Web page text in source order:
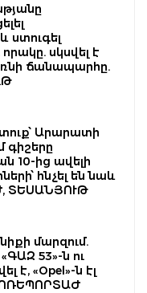
սկսվել է
ճանապարհը.
Արարատի
գիշերը
10-ից ավելի
հնչել են նաև
ՏԵՍԱՆՅՈՒԹ
մարզում.
53»-ն ու
է, «Opel»-ն էլ